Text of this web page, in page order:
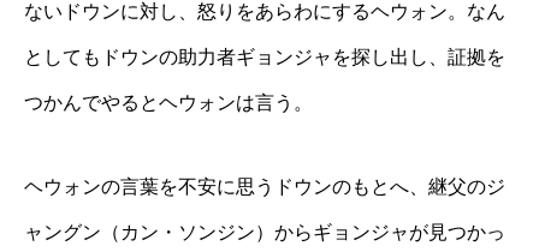
ないドウンに対し、怒りをあらわにするヘウォン。なん
としてもドウンの助力者ギョンジャを探し出し、証拠を
つかんでやるとヘウォンは言う。
ヘウォンの言葉を不安に思うドウンのもとへ、継父のジ
ャングン（カン・ソンジン）からギョンジャが見つかっ